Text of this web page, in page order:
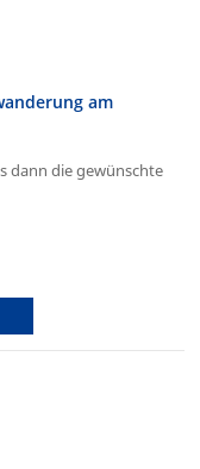
am
dann die gewünschte